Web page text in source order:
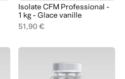
Isolate CFM Professional -
1 kg - Glace vanille
51,90 €